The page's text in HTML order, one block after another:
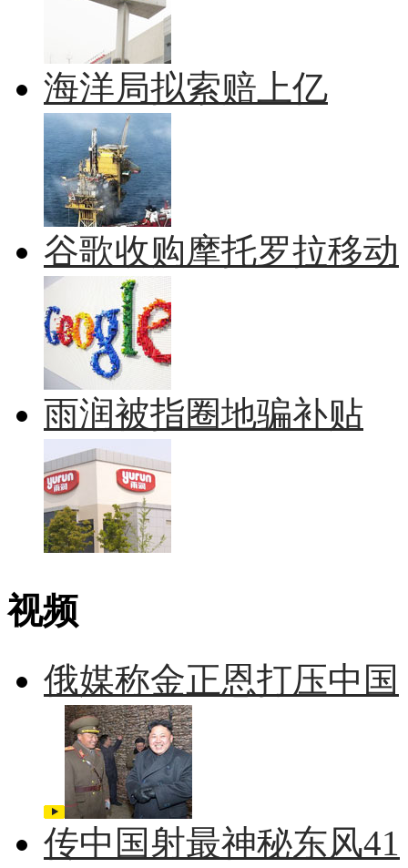
海洋局拟索赔上亿
谷歌收购摩托罗拉移动
雨润被指圈地骗补贴
视频
俄媒称金正恩打压中国
传中国射最神秘东风41